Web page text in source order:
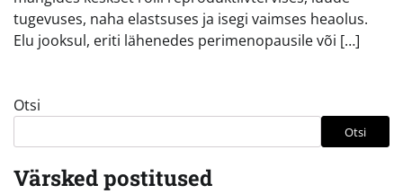
tugevuses, naha elastsuses ja isegi vaimses heaolus.
Elu jooksul, eriti lähenedes perimenopausile või […]
Otsi
Otsi
Värsked postitused